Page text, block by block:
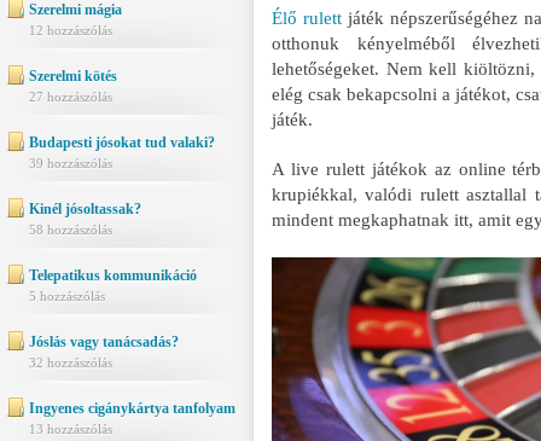
Szerelmi mágia
12 hozzászólás
Szerelmi kötés
27 hozzászólás
Budapesti jósokat tud valaki?
39 hozzászólás
Kinél jósoltassak?
58 hozzászólás
Telepatikus kommunikáció
5 hozzászólás
Jóslás vagy tanácsadás?
32 hozzászólás
Ingyenes cigánykártya tanfolyam
13 hozzászólás
Élő rulett játék népszerűségéhez
otthonuk kényelméből
lehetőségeket. Nem kell
elég csak bekapcsolni a játékot,
játék.
A live rulett játékok az online
krupiékkal, valódi rulett asztallal
mindent megkaphatnak itt, amit